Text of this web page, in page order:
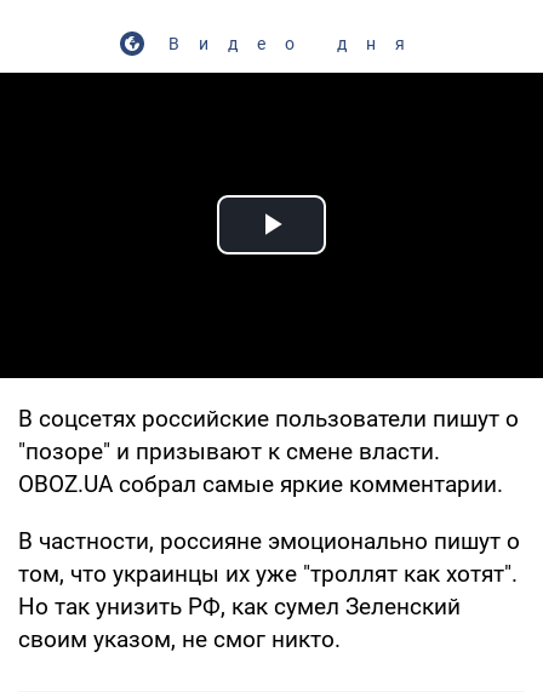
Видео дня
Play Video
В соцсетях российские пользователи пишут о
"позоре" и призывают к смене власти.
OBOZ.UA собрал самые яркие комментарии.
В частности, россияне эмоционально пишут о
том, что украинцы их уже "троллят как хотят".
Но так унизить РФ, как сумел Зеленский
своим указом, не смог никто.